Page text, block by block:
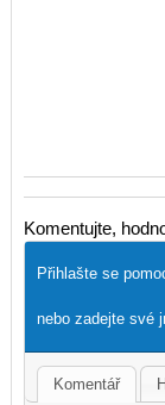
Komentujte,
Přihlašte se
nebo zadejte své
Komentář